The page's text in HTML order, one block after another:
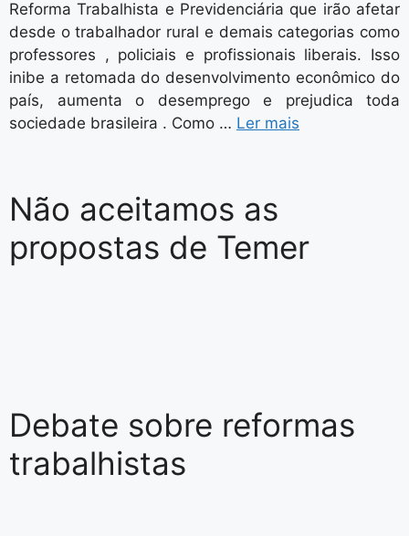
Reforma Trabalhista e Previdenciária que irão afetar
desde o trabalhador rural e demais categorias como
professores , policiais e profissionais liberais. Isso
inibe a retomada do desenvolvimento econômico do
país, aumenta o desemprego e prejudica toda
sociedade brasileira . Como … Ler mais
Não aceitamos as
propostas de Temer
Debate sobre reformas
trabalhistas